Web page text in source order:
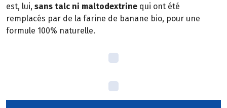
est, lui, sans talc ni maltodextrine qui ont été
remplacés par de la farine de banane bio, pour une
formule 100% naturelle.